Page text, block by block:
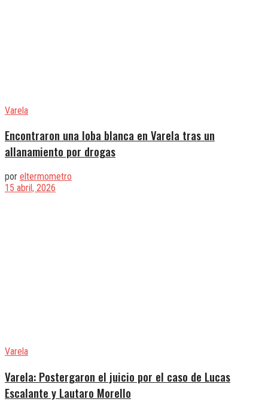
Varela
Encontraron una loba blanca en Varela tras un
allanamiento por drogas
por eltermometro
15 abril, 2026
Varela
Varela: Postergaron el juicio por el caso de Lucas
Escalante y Lautaro Morello